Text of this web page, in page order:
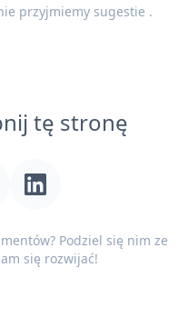
przyjmiemy sugestie .
tę stronę
Podziel się nim ze
się rozwijać!